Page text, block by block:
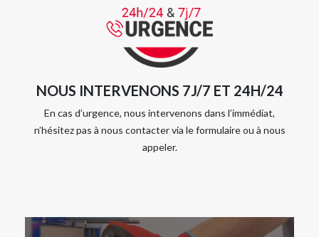
NOUS INTERVENONS 7J/7 ET 24H/24
En cas d’urgence, nous intervenons dans l’immédiat,
n’hésitez pas à nous contacter via le formulaire ou à nous
appeler.